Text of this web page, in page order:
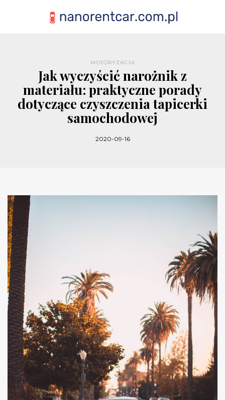
MOTORYZACJA
Jak wyczyścić narożnik z
materiału: praktyczne porady
dotyczące czyszczenia tapicerki
samochodowej
2020-09-16